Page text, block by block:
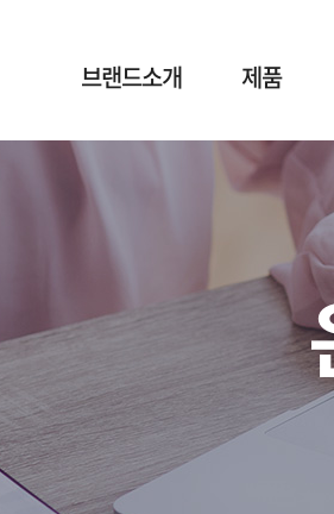
브랜드소개 제품